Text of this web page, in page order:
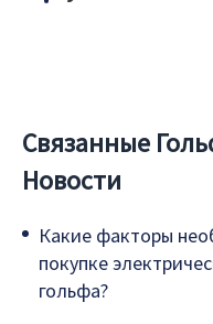
Связанные
Новости
Какие факторы
покупке
гольфа?